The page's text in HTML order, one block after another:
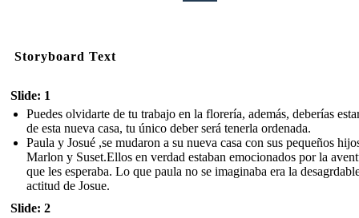
Storyboard Text
Slide: 1
Puedes olvidarte de tu trabajo en la florería, además, deberías
de esta nueva casa, tu único deber será tenerla ordenada.
Paula y Josué ,se mudaron a su nueva casa con sus pequeños
Marlon y Suset.Ellos en verdad estaban emocionados por la
que les esperaba. Lo que paula no se imaginaba era la
actitud de Josue.
Slide: 2